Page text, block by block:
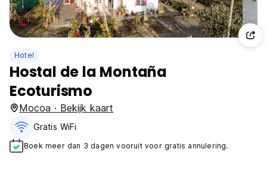
Hotel
Hostal de la Montaña
Ecoturismo
Mocoa · Bekijk kaart
Gratis WiFi
Boek meer dan 3 dagen vooruit voor gratis annulering.